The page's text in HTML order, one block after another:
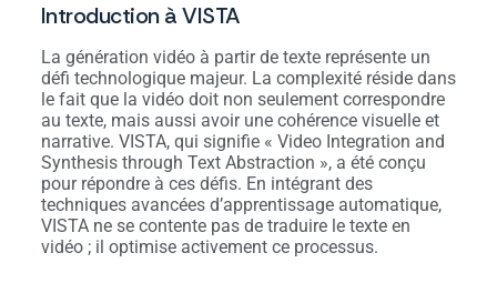
Introduction à VISTA
La génération vidéo à partir de texte représente un
défi technologique majeur. La complexité réside dans
le fait que la vidéo doit non seulement correspondre
au texte, mais aussi avoir une cohérence visuelle et
narrative. VISTA, qui signifie « Video Integration and
Synthesis through Text Abstraction », a été conçu
pour répondre à ces défis. En intégrant des
techniques avancées d’apprentissage automatique,
VISTA ne se contente pas de traduire le texte en
vidéo ; il optimise activement ce processus.